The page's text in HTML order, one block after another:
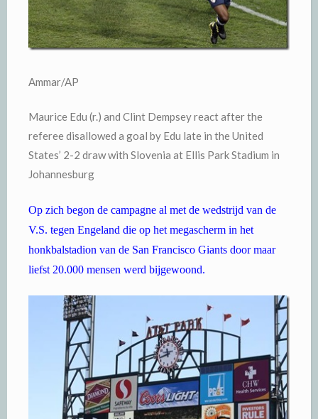
Ammar/AP
Maurice Edu (r.) and Clint Dempsey react after the
referee disallowed a goal by Edu late in the United
States’ 2-2 draw with Slovenia at Ellis Park Stadium in
Johannesburg
Op zich begon de campagne al met de wedstrijd van de
V.S. tegen Engeland die op het megascherm in het
honkbalstadion van de San Francisco Giants door maar
liefst 20.000 mensen werd bijgewoond.